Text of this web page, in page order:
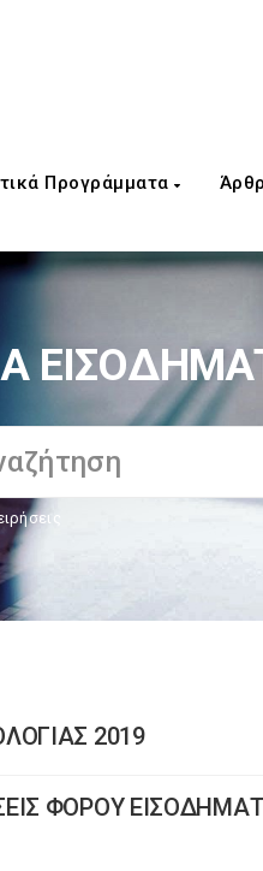
Προγράμματα
2019
ΦΟΡΟΥ